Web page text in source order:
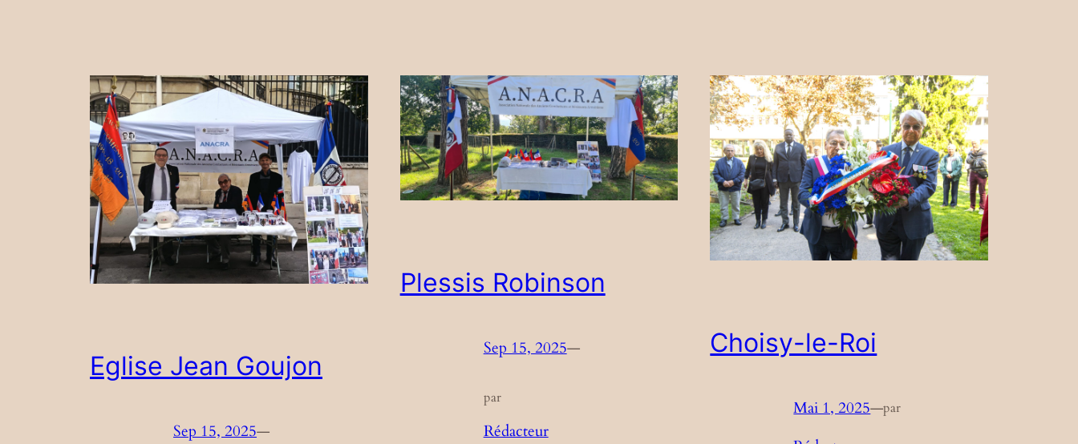
Eglise Jean Goujon
Sep 15, 2025—
Plessis Robinson
Sep 15, 2025—
par
Rédacteur
Choisy-le-Roi
Mai 1, 2025—par